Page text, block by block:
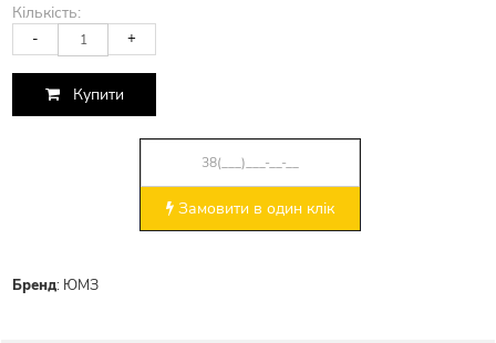
Кількість:
- +
Купити
Замовити в один клік
Бренд: ЮМЗ